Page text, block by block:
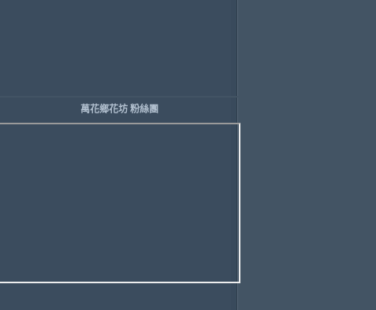
萬花鄉花坊 粉絲團